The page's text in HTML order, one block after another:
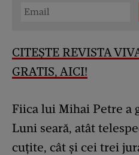
CITEȘTE REVISTA
GRATIS, AICI!
Fiica lui Mihai Petre a
Luni seară, atât
cuțite, cât și cei trei